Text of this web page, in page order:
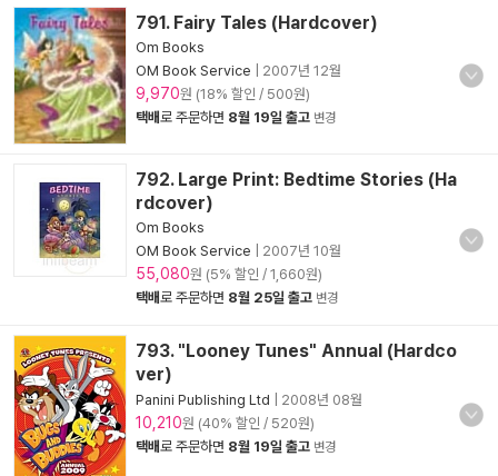
791. Fairy Tales (Hardcover)
Om Books
OM Book Service
2007년 12월
9,970원 (18% 할인 / 500원)
택배로 주문하면 8월 19일 출고 변경
792. Large Print: Bedtime Stories (Ha
rdcover)
Om Books
OM Book Service
2007년 10월
55,080원 (5% 할인 / 1,660원)
택배로 주문하면 8월 25일 출고 변경
793. "Looney Tunes" Annual (Hardco
ver)
Panini Publishing Ltd 2008년 08월
10,210원 (40% 할인 / 520원)
택배로 주문하면 8월 19일 출고 변경